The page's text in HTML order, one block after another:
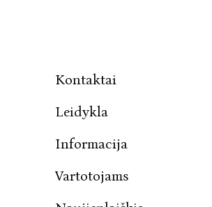
Kontaktai
Leidykla
Informacija
Vartotojams